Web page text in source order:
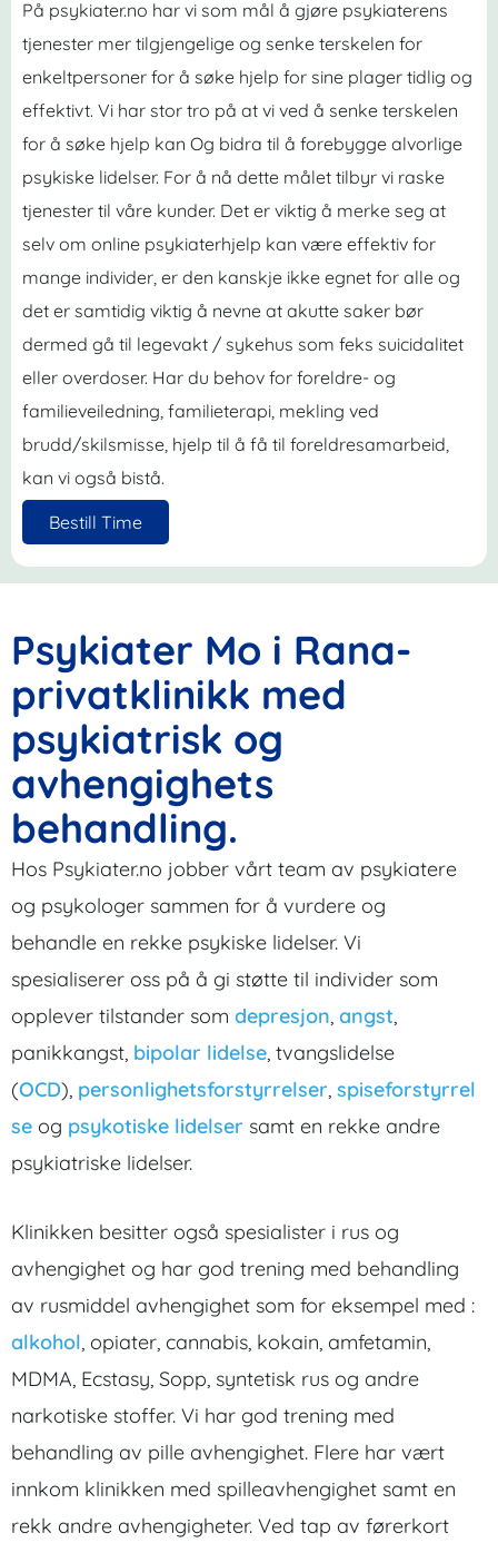
På psykiater.no har vi som mål å gjøre psykiaterens
tjenester mer tilgjengelige og senke terskelen for
enkeltpersoner for å søke hjelp for sine plager tidlig og
effektivt. Vi har stor tro på at vi ved å senke terskelen
for å søke hjelp kan Og bidra til å forebygge alvorlige
psykiske lidelser. For å nå dette målet tilbyr vi raske
tjenester til våre kunder. Det er viktig å merke seg at
selv om online psykiaterhjelp kan være effektiv for
mange individer, er den kanskje ikke egnet for alle og
det er samtidig viktig å nevne at akutte saker bør
dermed gå til legevakt / sykehus som feks suicidalitet
eller overdoser. Har du behov for foreldre- og
familieveiledning, familieterapi, mekling ved
brudd/skilsmisse, hjelp til å få til foreldresamarbeid,
kan vi også bistå.
Bestill Time
Psykiater Mo i Rana-
privatklinikk med
psykiatrisk og
avhengighets
behandling.
Hos Psykiater.no jobber vårt team av psykiatere
og psykologer sammen for å vurdere og
behandle en rekke psykiske lidelser. Vi
spesialiserer oss på å gi støtte til individer som
opplever tilstander som depresjon, angst,
panikkangst, bipolar lidelse, tvangslidelse
(OCD), personlighetsforstyrrelser, spiseforstyrrel
se og psykotiske lidelser samt en rekke andre
psykiatriske lidelser.
Klinikken besitter også spesialister i rus og
avhengighet og har god trening med behandling
av rusmiddel avhengighet som for eksempel med :
alkohol, opiater, cannabis, kokain, amfetamin,
MDMA, Ecstasy, Sopp, syntetisk rus og andre
narkotiske stoffer. Vi har god trening med
behandling av pille avhengighet. Flere har vært
innkom klinikken med spilleavhengighet samt en
rekk andre avhengigheter. Ved tap av førerkort